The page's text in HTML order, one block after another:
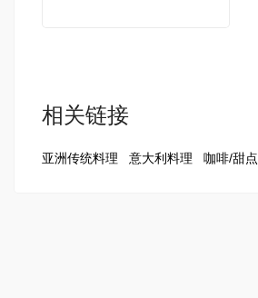
相关链接
亚洲传统料理 意大利料理 咖啡/甜点